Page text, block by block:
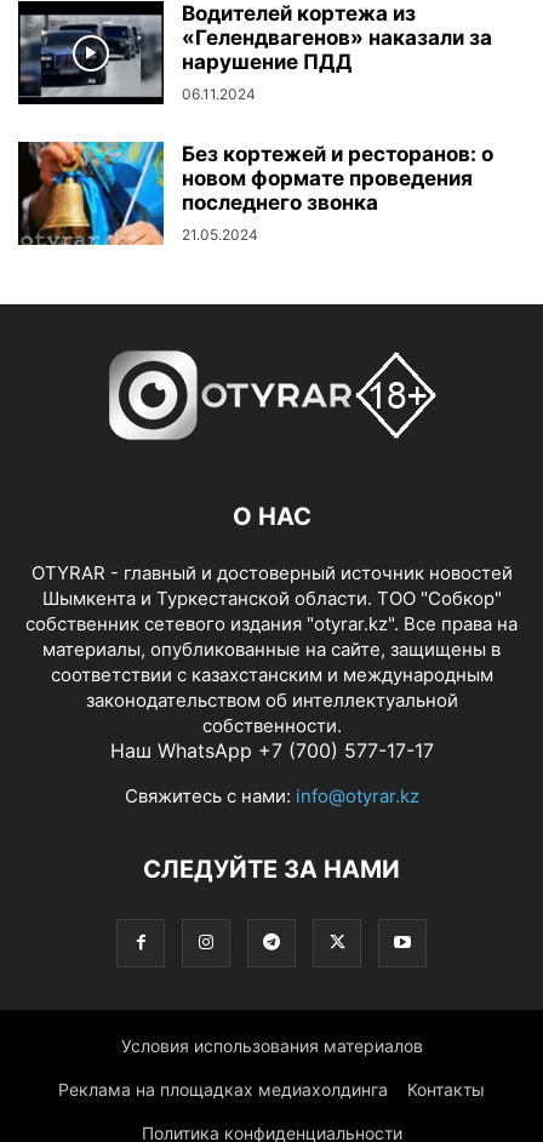
Водителей кортежа из
«Гелендвагенов» наказали за
нарушение ПДД
06.11.2024
Без кортежей и ресторанов: о
новом формате проведения
последнего звонка
21.05.2024
О НАС
OTYRAR - главный и достоверный источник новостей
Шымкента и Туркестанской области. ТОО "Собкор"
собственник сетевого издания "otyrar.kz". Все права на
материалы, опубликованные на сайте, защищены в
соответствии с казахстанским и международным
законодательством об интеллектуальной
собственности.
Наш WhatsApp +7 (700) 577-17-17
Свяжитесь с нами: info@otyrar.kz
СЛЕДУЙТЕ ЗА НАМИ
Условия использования материалов
Реклама на площадках медиахолдинга Контакты
Политика конфиденциальности